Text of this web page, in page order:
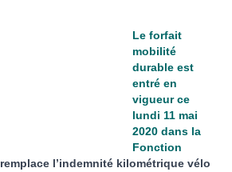
Le forfait
mobilité
durable est
entré en
vigueur ce
lundi 11 mai
2020 dans la
Fonction
remplace l’indemnité kilométrique vélo